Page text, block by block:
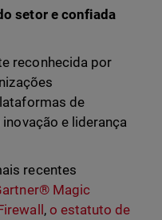
setor e confiada
reconhecida por
de
e liderança
recentes
Magic
, o estatuto de